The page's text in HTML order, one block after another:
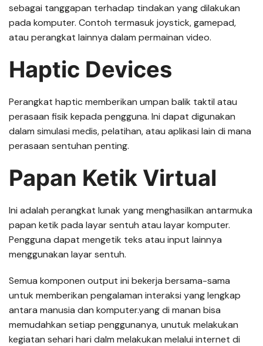
sebagai tanggapan terhadap tindakan yang dilakukan
pada komputer. Contoh termasuk joystick, gamepad,
atau perangkat lainnya dalam permainan video.
Haptic Devices
Perangkat haptic memberikan umpan balik taktil atau
perasaan fisik kepada pengguna. Ini dapat digunakan
dalam simulasi medis, pelatihan, atau aplikasi lain di mana
perasaan sentuhan penting.
Papan Ketik Virtual
Ini adalah perangkat lunak yang menghasilkan antarmuka
papan ketik pada layar sentuh atau layar komputer.
Pengguna dapat mengetik teks atau input lainnya
menggunakan layar sentuh.
Semua komponen output ini bekerja bersama-sama
untuk memberikan pengalaman interaksi yang lengkap
antara manusia dan komputer.yang di manan bisa
memudahkan setiap penggunanya, unutuk melakukan
kegiatan sehari hari dalm melakukan melalui internet di